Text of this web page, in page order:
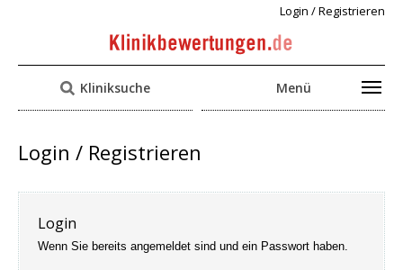
Login / Registrieren
Kliniksuche Menü
Login / Registrieren
Login
Wenn Sie bereits angemeldet sind und ein Passwort haben.